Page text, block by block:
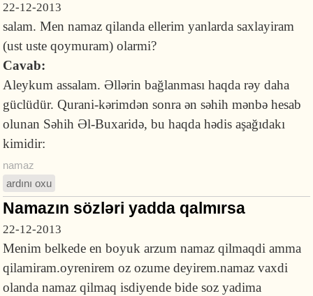
22-12-2013
salam. Men namaz qilanda ellerim yanlarda saxlayiram
(ust uste qoymuram) olarmi?
Cavab:
Aleykum assalam. Əllərin bağlanması haqda rəy daha
güclüdür. Qurani-kərimdən sonra ən səhih mənbə hesab
olunan Səhih Əl-Buxaridə, bu haqda hədis aşağıdakı
kimidir:
namaz
ardını oxu
Namazın sözləri yadda qalmırsa
22-12-2013
Menim belkede en boyuk arzum namaz qilmaqdi amma
qilamiram.oyrenirem oz ozume deyirem.namaz vaxdi
olanda namaz qilmaq isdiyende bide soz yadima